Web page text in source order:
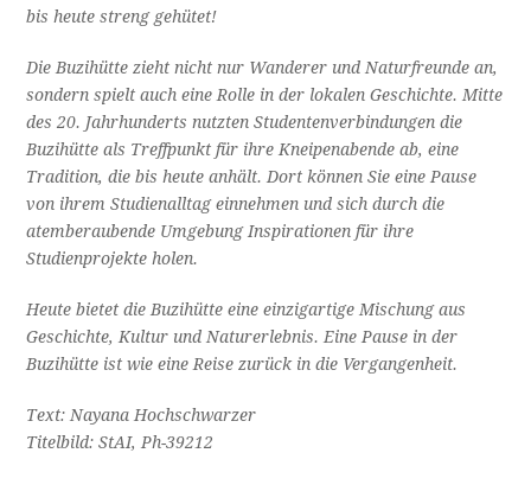
bis heute streng gehütet!
Die Buzihütte zieht nicht nur Wanderer und Naturfreunde an,
sondern spielt auch eine Rolle in der lokalen Geschichte. Mitte
des 20. Jahrhunderts nutzten Studentenverbindungen die
Buzihütte als Treffpunkt für ihre Kneipenabende ab, eine
Tradition, die bis heute anhält. Dort können Sie eine Pause
von ihrem Studienalltag einnehmen und sich durch die
atemberaubende Umgebung Inspirationen für ihre
Studienprojekte holen.
Heute bietet die Buzihütte eine einzigartige Mischung aus
Geschichte, Kultur und Naturerlebnis. Eine Pause in der
Buzihütte ist wie eine Reise zurück in die Vergangenheit.
Text: Nayana Hochschwarzer
Titelbild: StAI, Ph-39212